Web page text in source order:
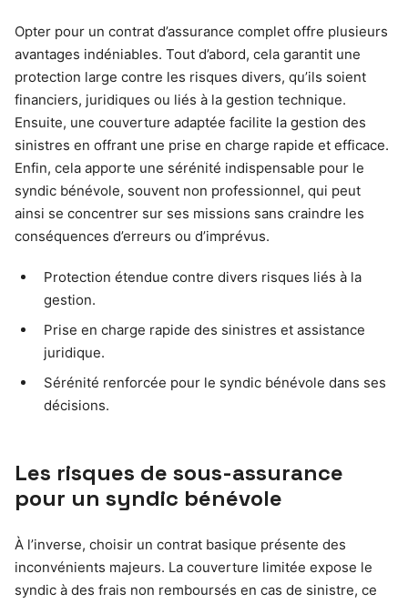
Opter pour un contrat d’assurance complet offre plusieurs
avantages indéniables. Tout d’abord, cela garantit une
protection large contre les risques divers, qu’ils soient
financiers, juridiques ou liés à la gestion technique.
Ensuite, une couverture adaptée facilite la gestion des
sinistres en offrant une prise en charge rapide et efficace.
Enfin, cela apporte une sérénité indispensable pour le
syndic bénévole, souvent non professionnel, qui peut
ainsi se concentrer sur ses missions sans craindre les
conséquences d’erreurs ou d’imprévus.
Protection étendue contre divers risques liés à la
gestion.
Prise en charge rapide des sinistres et assistance
juridique.
Sérénité renforcée pour le syndic bénévole dans ses
décisions.
Les risques de sous-assurance
pour un syndic bénévole
À l’inverse, choisir un contrat basique présente des
inconvénients majeurs. La couverture limitée expose le
syndic à des frais non remboursés en cas de sinistre, ce